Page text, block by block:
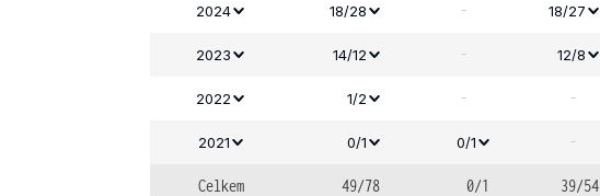
2024 18/28 - 18/27
2023 14/12 - 12/8
2022 1/2 - -
2021 0/1 0/1 -
Celkem 49/78 0/1 39/54